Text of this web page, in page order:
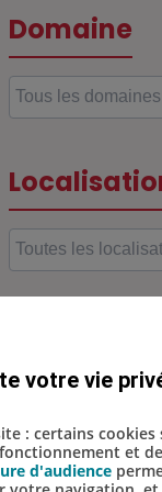
Domaine
SUIVEZ-
LES
votre vie
: certains cookies
et
d'audience